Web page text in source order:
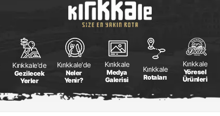
Kırıkkale'de
Gezilecek
Yerler
Kırıkkale'de
Neler
Yenir?
Kırıkkale
Medya
Galerisi
Kırıkkale
Rotaları
Kırıkkale
Yöresel
Ürünleri